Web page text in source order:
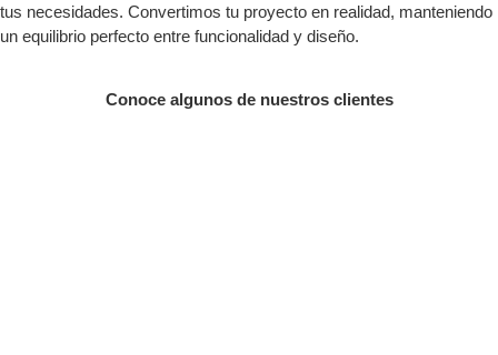
tus necesidades. Convertimos tu proyecto en realidad, manteniendo
un equilibrio perfecto entre funcionalidad y diseño.
Conoce algunos de nuestros clientes